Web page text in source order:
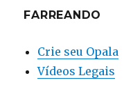
FARREANDO
Crie seu Opala
Vídeos Legais